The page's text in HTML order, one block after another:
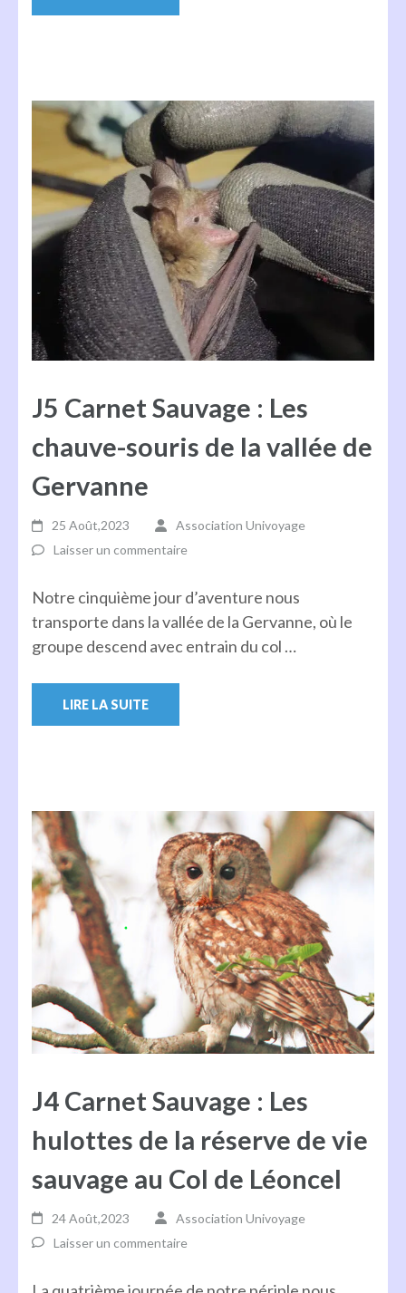
J5 Carnet Sauvage : Les
chauve-souris de la vallée de
Gervanne
25 Août,2023
Association Univoyage
Laisser un commentaire
Notre cinquième jour d’aventure nous
transporte dans la vallée de la Gervanne, où le
groupe descend avec entrain du col …
LIRE LA SUITE
J4 Carnet Sauvage : Les
hulottes de la réserve de vie
sauvage au Col de Léoncel
24 Août,2023
Association Univoyage
Laisser un commentaire